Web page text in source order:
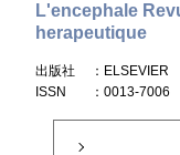
L'encephale
herapeutique
出版社
：ELSEVIER
ISSN
：0013-7006